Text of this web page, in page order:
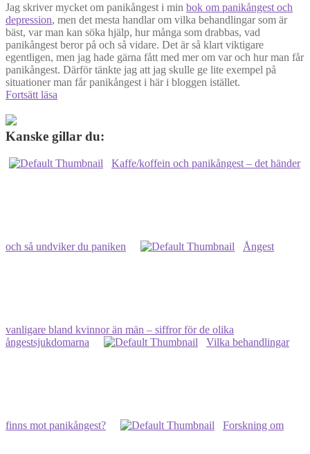
Jag skriver mycket om panikångest i min bok om panikångest och
depression, men det mesta handlar om vilka behandlingar som är
bäst, var man kan söka hjälp, hur många som drabbas, vad
panikångest beror på och så vidare. Det är så klart viktigare
egentligen, men jag hade gärna fått med mer om var och hur man får
panikångest. Därför tänkte jag att jag skulle ge lite exempel på
situationer man får panikångest i här i bloggen istället.
Fortsätt läsa
får
panikångest
–
Kanske gillar du:
Kaffe/koffein och panikångest – det händer
och så undviker du paniken Ångest
vanligare bland kvinnor än män – siffror för de olika
ångestsjukdomarna
Vilka behandlingar
finns mot panikångest? Forskning om